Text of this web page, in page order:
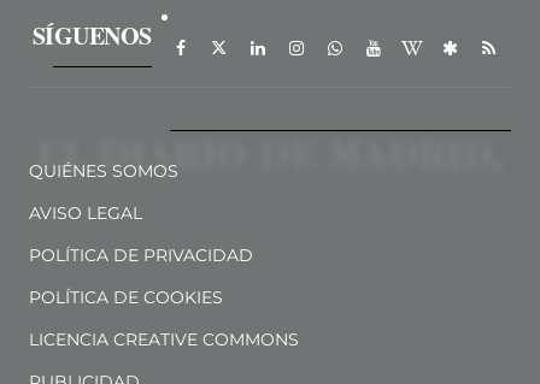
SÍGUENOS
QUIÉNES SOMOS
AVISO LEGAL
POLÍTICA DE PRIVACIDAD
POLÍTICA DE COOKIES
LICENCIA CREATIVE COMMONS